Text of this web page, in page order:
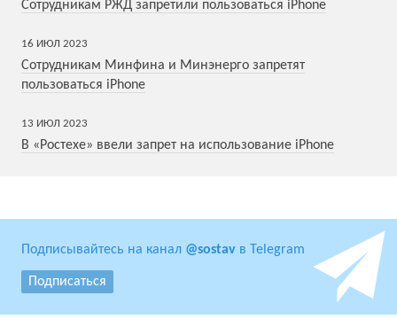
Сотрудникам РЖД запретили пользоваться iPhone
16 ИЮЛ 2023
Сотрудникам Минфина и Минэнерго запретят
пользоваться iPhone
13 ИЮЛ 2023
В «Ростехе» ввели запрет на использование iPhone
Подписывайтесь на канал @sostav в Telegram
Подписаться